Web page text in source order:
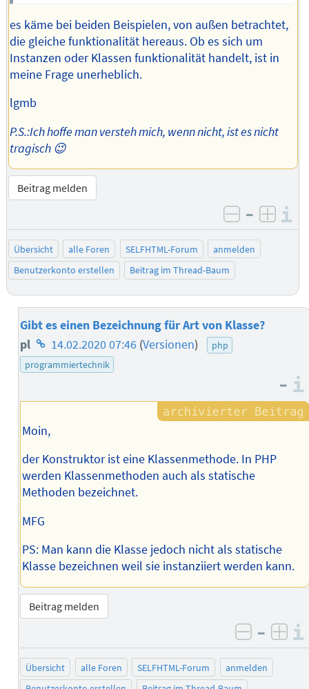
es käme bei beiden Beispielen, von außen betrachtet,
die gleiche funktionalität hereaus. Ob es sich um
Instanzen oder Klassen funktionalität handelt, ist in
meine Frage unerheblich.
lgmb
P.S.:Ich hoffe man versteh mich, wenn nicht, ist es nicht
tragisch 😉
Beitrag melden
negativ
–
Übersicht alle Foren SELFHTML-Forum
anmelden
Benutzerkonto erstellen
Beitrag im Thread-Baum
Gibt es einen Bezeichnung für Art von Klasse?
pl Homepage
des
14.02.2020 07:46 (Versionen)
php
programmiertechnik
–
Moin,
der Konstruktor ist eine Klassenmethode. In PHP
werden Klassenmethoden auch als statische
Methoden bezeichnet.
MFG
PS: Man kann die Klasse jedoch nicht als statische
Klasse bezeichnen weil sie instanziiert werden kann.
Beitrag melden
negativ
–
Übersicht alle Foren SELFHTML-Forum
anmelden